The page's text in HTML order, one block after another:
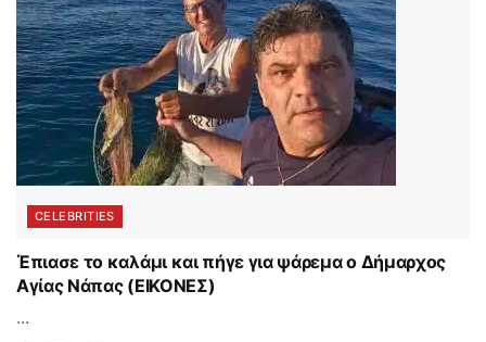
CELEBRITIES
Έπιασε το καλάμι και πήγε για ψάρεμα ο Δήμαρχος
Αγίας Νάπας (ΕΙΚΟΝΕΣ)
...